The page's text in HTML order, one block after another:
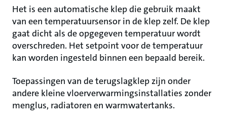
Het is een automatische klep die gebruik maakt
van een temperatuursensor in de klep zelf. De klep
gaat dicht als de opgegeven temperatuur wordt
overschreden. Het setpoint voor de temperatuur
kan worden ingesteld binnen een bepaald bereik.
Toepassingen van de terugslagklep zijn onder
andere kleine vloerverwarmingsinstallaties zonder
menglus, radiatoren en warmwatertanks.